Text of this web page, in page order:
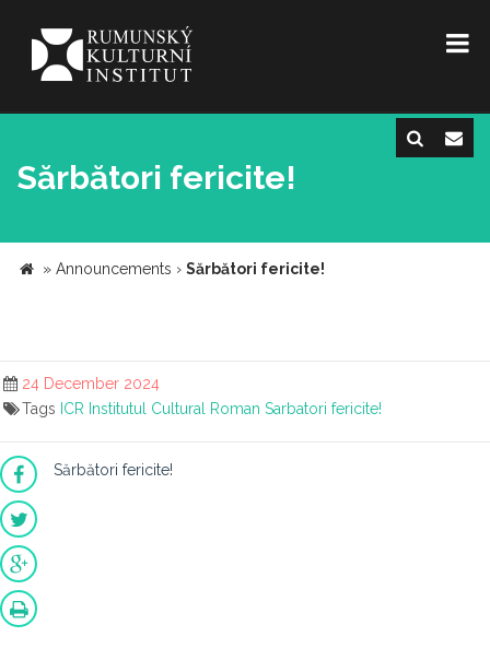
Sărbători fericite!
» Announcements › Sărbători fericite!
24 December 2024
Tags ICR Institutul Cultural Roman Sarbatori fericite!
Sărbători fericite!